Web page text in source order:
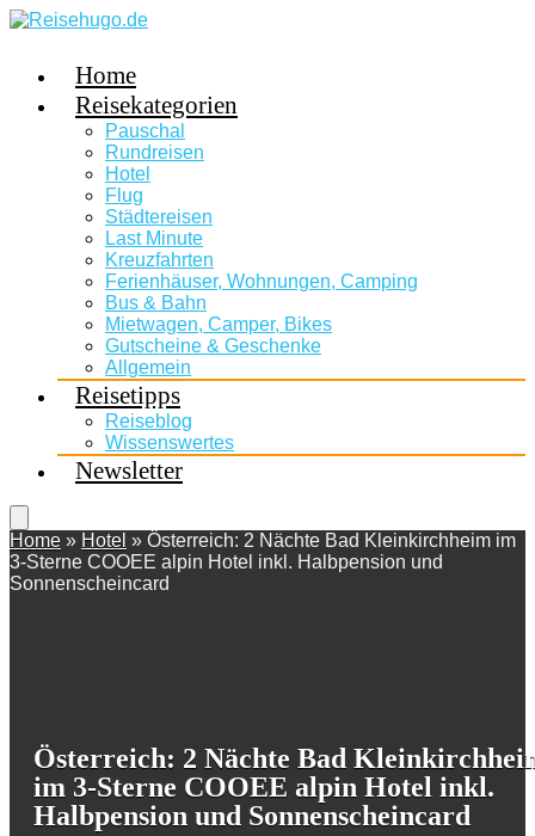
Home
Reisekategorien
Pauschal
Rundreisen
Hotel
Flug
Städtereisen
Last Minute
Kreuzfahrten
Ferienhäuser, Wohnungen, Camping
Bus & Bahn
Mietwagen, Camper, Bikes
Gutscheine & Geschenke
Allgemein
Reisetipps
Reiseblog
Wissenswertes
Newsletter
Home » Hotel » Österreich: 2 Nächte Bad Kleinkirchheim im
3-Sterne COOEE alpin Hotel inkl. Halbpension und
Sonnenscheincard
Österreich: 2 Nächte Bad
im 3-Sterne COOEE alpin Hotel inkl.
Halbpension und Sonnenscheincard